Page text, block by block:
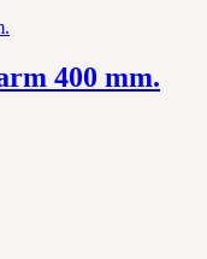
400 mm.